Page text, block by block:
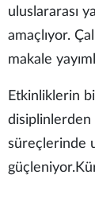
uluslararası
amaçlıyor.
makale
Etkinliklerin
disiplinlerden
süreçlerinde